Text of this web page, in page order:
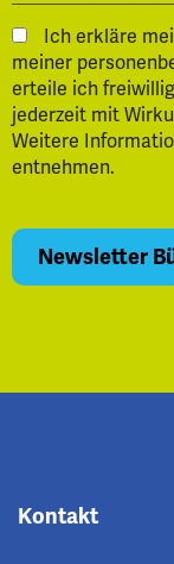
Ich erkläre
meiner
erteile ich
jederzeit mit
Weitere
entnehmen.
Kontakt